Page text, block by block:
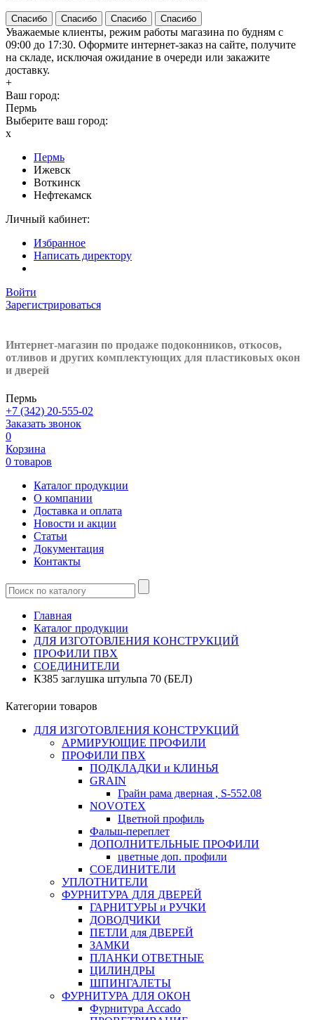
Спасибо Спасибо Спасибо Спасибо
Уважаемые клиенты, режим работы магазина по будням с
09:00 до 17:30. Оформите интернет-заказ на сайте, получите
на складе, исключая ожидание в очереди или закажите
доставку.
+
Ваш город:
Пермь
Выберите ваш город:
x
Пермь
Ижевск
Воткинск
Нефтекамск
Личный кабинет:
Избранное
Написать директору
Войти
Зарегистрироваться
Интернет-магазин по продаже подоконников, откосов,
отливов и других комплектующих для пластиковых окон
и дверей
Пермь
+7 (342) 20-555-02
Заказать звонок
0
Корзина
0 товаров
Каталог продукции
О компании
Доставка и оплата
Новости и акции
Статьи
Документация
Контакты
Главная
Каталог продукции
ДЛЯ ИЗГОТОВЛЕНИЯ КОНСТРУКЦИЙ
ПРОФИЛИ ПВХ
СОЕДИНИТЕЛИ
К385 заглушка штульпа 70 (БЕЛ)
Категории товаров
ДЛЯ ИЗГОТОВЛЕНИЯ КОНСТРУКЦИЙ
АРМИРУЮЩИЕ ПРОФИЛИ
ПРОФИЛИ ПВХ
ПОДКЛАДКИ и КЛИНЬЯ
GRAIN
Грайн рама дверная , S-552.08
NOVOTEX
Цветной профиль
Фальш-переплет
ДОПОЛНИТЕЛЬНЫЕ ПРОФИЛИ
цветные доп. профили
СОЕДИНИТЕЛИ
УПЛОТНИТЕЛИ
ФУРНИТУРА ДЛЯ ДВЕРЕЙ
ГАРНИТУРЫ и РУЧКИ
ДОВОДЧИКИ
ПЕТЛИ для ДВЕРЕЙ
ЗАМКИ
ПЛАНКИ ОТВЕТНЫЕ
ЦИЛИНДРЫ
ШПИНГАЛЕТЫ
ФУРНИТУРА ДЛЯ ОКОН
Фурнитура Accado